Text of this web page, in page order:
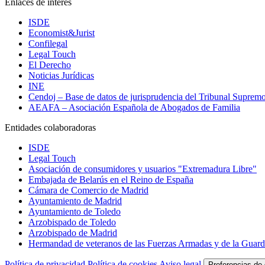
Enlaces de interés
ISDE
Economist&Jurist
Confilegal
Legal Touch
El Derecho
Noticias Jurídicas
INE
Cendoj – Base de datos de jurisprudencia del Tribunal
AEAFA – Asociación Española de Abogados de Familia
Entidades colaboradoras
ISDE
Legal Touch
Asociación de consumidores y usuarios "Extremadura Libre"
Embajada de Belarús en el Reino de España
Cámara de Comercio de Madrid
Ayuntamiento de Madrid
Ayuntamiento de Toledo
Arzobispado de Toledo
Arzobispado de Madrid
Hermandad de veteranos de las Fuerzas Armadas y de la